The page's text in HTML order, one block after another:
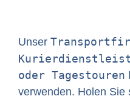
Unser
oder Tagestouren
verwenden. Holen Sie